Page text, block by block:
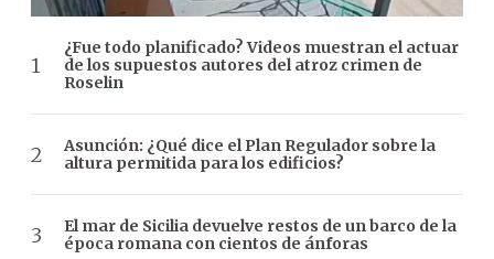
¿Fue todo planificado? Videos muestran el actuar
de los supuestos autores del atroz crimen de
Roselin
Asunción: ¿Qué dice el Plan Regulador sobre la
altura permitida para los edificios?
El mar de Sicilia devuelve restos de un barco de la
época romana con cientos de ánforas